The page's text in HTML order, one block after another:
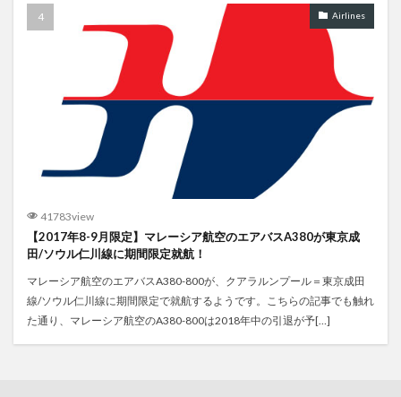
Airlines
41783view
【2017年8-9月限定】マレーシア航空のエアバスA380が東京成
田/ソウル仁川線に期間限定就航！
マレーシア航空のエアバスA380-800が、クアラルンプール＝東京成田
線/ソウル仁川線に期間限定で就航するようです。こちらの記事でも触れ
た通り、マレーシア航空のA380-800は2018年中の引退が予[…]